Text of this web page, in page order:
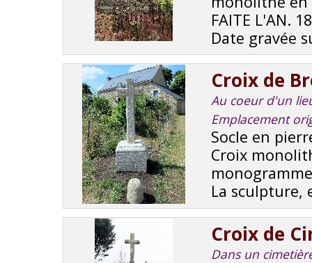
FAITE L'AN.
Date gravée
Croix de
Au coeur d'un
Emplacement
Socle en
Croix
La sculpture,
Croix de
Dans un